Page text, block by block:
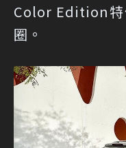
Color Edition特
圈。